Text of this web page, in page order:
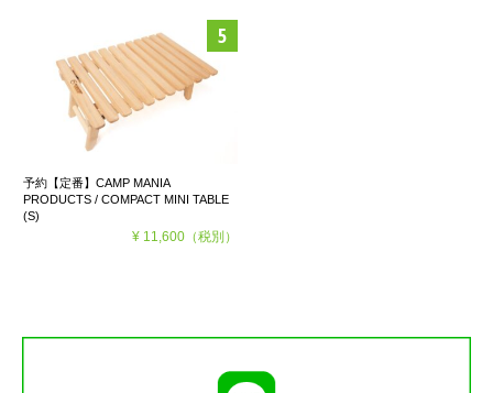
予約【定番】CAMP MANIA
PRODUCTS / COMPACT MINI TABLE
(S)
¥ 11,600（税別）